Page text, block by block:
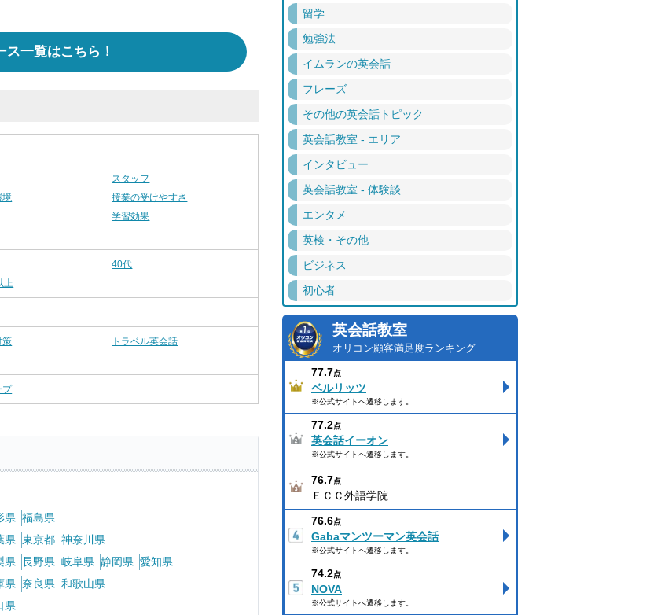
一覧はこちら！
スタッフ
境
授業の受けやすさ
学習効果
40代
上
策
トラベル英会話
プ
県 福島県
県 東京都 神奈川県
県 長野県 岐阜県 静岡県 愛知県
県 奈良県 和歌山県
県
留学
勉強法
イムランの英会話
フレーズ
その他の英会話トピック
英会話教室 - エリア
インタビュー
英会話教室 - 体験談
エンタメ
英検・その他
ビジネス
初心者
英会話教室
オリコン顧客満足度ランキング
77.7点
ベルリッツ
※公式サイトへ遷移します。
77.2点
英会話イーオン
※公式サイトへ遷移します。
76.7点
ＥＣＣ外語学院
76.6点
Gabaマンツーマン英会話
※公式サイトへ遷移します。
74.2点
NOVA
※公式サイトへ遷移します。